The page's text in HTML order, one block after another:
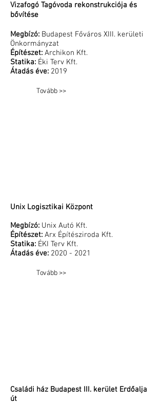
Vizafogó Tagóvoda rekonstrukciója és
bővítése
Megbízó: Budapest Főváros XIII. kerületi
Önkormányzat
Építészet: Archikon Kft.
Statika: Éki Terv Kft.
Átadás éve: 2019
Tovább >>
Unix Logisztikai Központ
Megbízó: Unix Autó Kft.
Építészet: Arx Építésziroda Kft.
Statika: ÉKI Terv Kft.
Átadás éve: 2020 - 2021
Tovább >>
Családi ház Budapest III. kerület Erdőalja
út